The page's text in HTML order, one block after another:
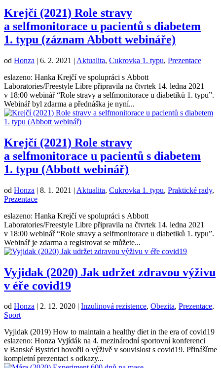
Krejčí (2021) Role stravy
a selfmonitorace u pacientů s diabetem
1. typu (záznam Abbott webináře)
od Honza | 6. 2. 2021 | Aktualita, Cukrovka 1. typu, Prezentace
eslazeno: Hanka Krejčí ve spolupráci s Abbott
Laboratories/Freestyle Libre připravila na čtvrtek 14. ledna 2021
v 18:00 webinář “Role stravy a selfmonitorace u diabetiků 1. typu”.
Webinář byl zdarma a přednáška je nyní...
Krejčí (2021) Role stravy
a selfmonitorace u pacientů s diabetem
1. typu (Abbott webinář)
od Honza | 8. 1. 2021 | Aktualita, Cukrovka 1. typu, Praktické rady,
Prezentace
eslazeno: Hanka Krejčí ve spolupráci s Abbott
Laboratories/Freestyle Libre připravila na čtvrtek 14. ledna 2021
v 18:00 webinář “Role stravy a selfmonitorace u diabetiků 1. typu”.
Webinář je zdarma a registrovat se můžete...
Vyjidak (2020) Jak udržet zdravou výživu
v éře covid19
od Honza | 2. 12. 2020 | Inzulinová rezistence, Obezita, Prezentace,
Sport
Vyjidak (2019) How to maintain a healthy diet in the era of covid19
eslazeno: Honza Vyjídák na 4. mezinárodní sportovní konferenci
v Banské Bystrici hovořil o výživě v souvislost s covid19. Přinášíme
kompletní prezentaci s odkazy...